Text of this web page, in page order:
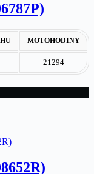
MOTOHODINY
21294